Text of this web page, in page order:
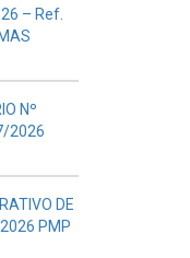
– Ref.
Nº
2026
DE
PMP